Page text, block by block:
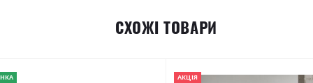
СХОЖІ ТОВАРИ
АКЦІЯ